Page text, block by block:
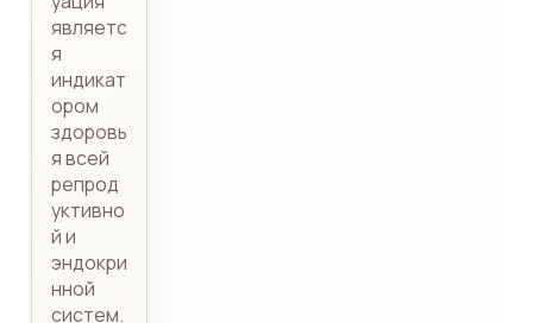
являетс
я
индикат
ором
здоровь
я всей
репрод
уктивно
й и
эндокри
нной
систем.